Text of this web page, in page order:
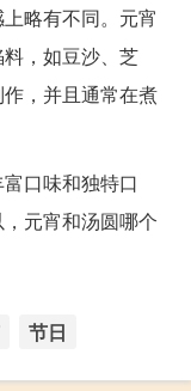
略有不同。元宵
，如豆沙、芝
，并且通常在煮
口味和独特口
元宵和汤圆哪个
节日